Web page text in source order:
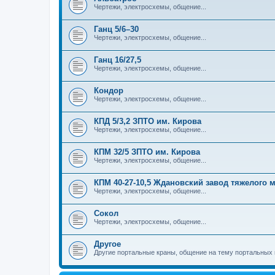
Чертежи, электросхемы, общение...
Ганц 5/6–30
Чертежи, электросхемы, общение...
Ганц 16/27,5
Чертежи, электросхемы, общение...
Кондор
Чертежи, электросхемы, общение...
КПД 5/3,2 ЗПТО им. Кирова
Чертежи, электросхемы, общение...
КПМ 32/5 ЗПТО им. Кирова
Чертежи, электросхемы, общение...
КПМ 40-27-10,5 Ждановский завод тяжелого
Чертежи, электросхемы, общение...
Сокол
Чертежи, электросхемы, общение...
Другое
Другие портальные краны, общение на тему портальных